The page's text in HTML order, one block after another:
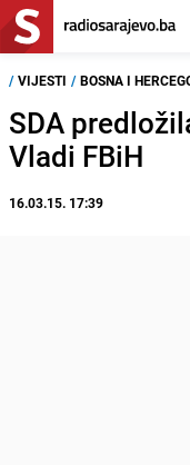
/ VIJESTI / BOSNA I
SDA
Vladi FBiH
16.03.15. 17:39